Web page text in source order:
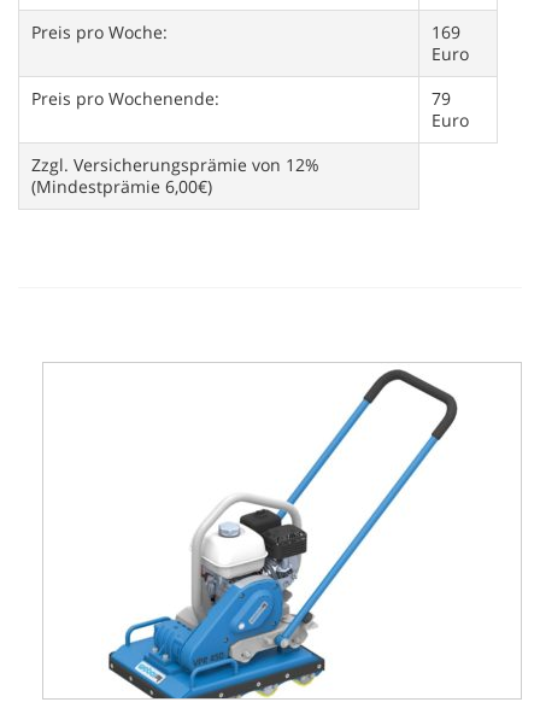
Preis pro Woche:
169
Euro
Preis pro Wochenende:
79
Euro
Zzgl. Versicherungsprämie von 12%
(Mindestprämie 6,00€)